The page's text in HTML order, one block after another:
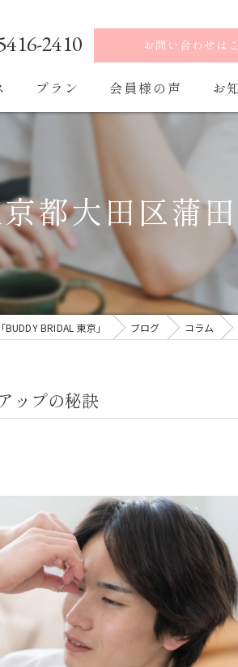
2410 お問い合わせは
会後の流れ
プラン 会員様の声 お
都大田区蒲
BRIDAL 東京」 ブログ コラム
ップの秘訣